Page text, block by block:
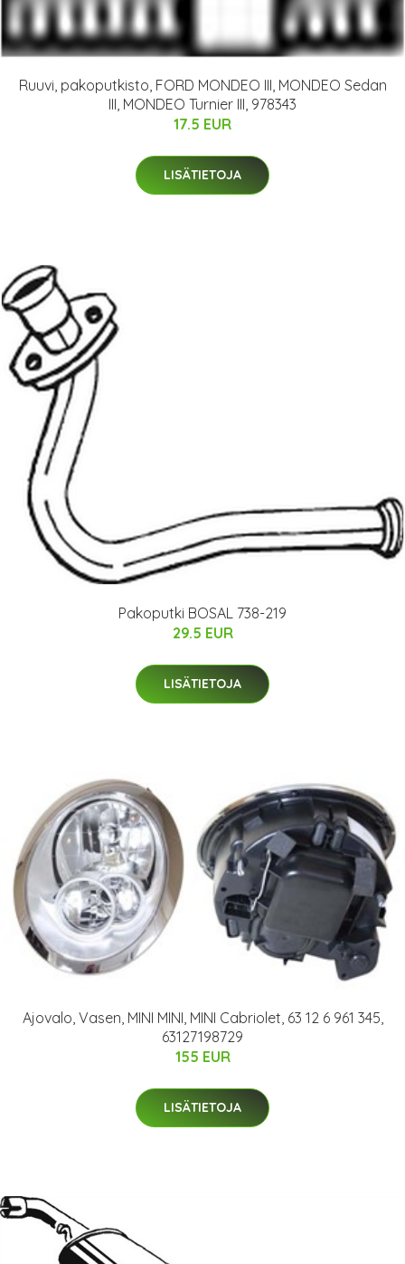
Ruuvi, pakoputkisto, FORD MONDEO III, MONDEO Sedan
III, MONDEO Turnier III, 978343
17.5 EUR
LISÄTIETOJA
Pakoputki BOSAL 738-219
29.5 EUR
LISÄTIETOJA
Ajovalo, Vasen, MINI MINI, MINI Cabriolet, 63 12 6 961 345,
63127198729
155 EUR
LISÄTIETOJA